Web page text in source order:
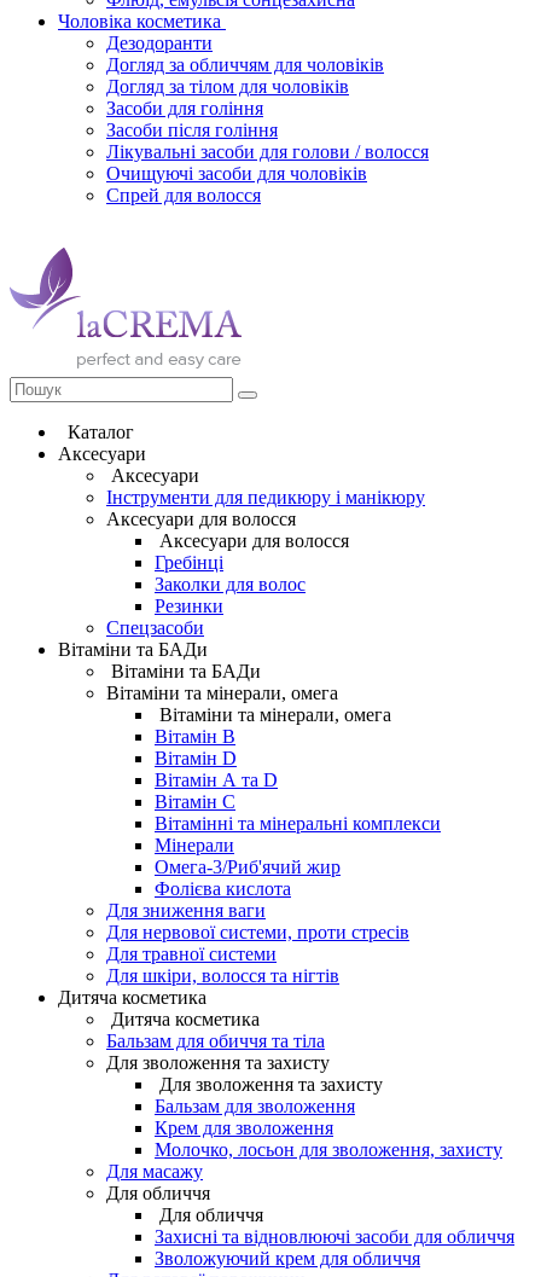
Чоловіка косметика
Дезодоранти
Догляд за обличчям для чоловіків
Догляд за тілом для чоловіків
Засоби для гоління
Засоби після гоління
Лікувальні засоби для голови / волосся
Очищуючі засоби для чоловіків
Спрей для волосся
Каталог
Аксесуари
Аксесуари
Інструменти для педикюру і манікюру
Аксесуари для волосся
Аксесуари для волосся
Гребінці
Заколки для волос
Резинки
Спецзасоби
Вітаміни та БАДи
Вітаміни та БАДи
Вітаміни та мінерали, омега
Вітаміни та мінерали, омега
Вітамін B
Вітамін D
Вітамін А та D
Вітамін С
Вітамінні та мінеральні комплекси
Мінерали
Омега-3/Риб'ячий жир
Фолієва кислота
Для зниження ваги
Для нервової системи, проти стресів
Для травної системи
Для шкіри, волосся та нігтів
Дитяча косметика
Дитяча косметика
Бальзам для обиччя та тіла
Для зволоження та захисту
Для зволоження та захисту
Бальзам для зволоження
Крем для зволоження
Молочко, лосьон для зволоження, захисту
Для масажу
Для обличчя
Для обличчя
Захисні та відновлюючі засоби для обличчя
Зволожуючий крем для обличчя